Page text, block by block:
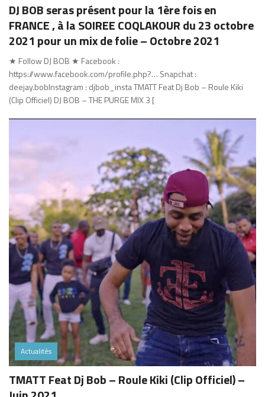
DJ BOB seras présent pour la 1ère fois en
FRANCE , à la SOIREE COQLAKOUR du 23 octobre
2021 pour un mix de folie – Octobre 2021
★ Follow DJ BOB ★ Facebook :
https://www.facebook.com/profile.php?… Snapchat :
deejay.bobInstagram : djbob_insta TMATT Feat Dj Bob – Roule Kiki
(Clip Officiel) DJ BOB – THE PURGE MIX 3 [
Actualités
TMATT Feat Dj Bob – Roule Kiki (Clip Officiel) –